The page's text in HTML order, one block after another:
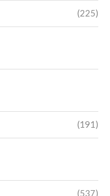
(225)
(191)
(537)